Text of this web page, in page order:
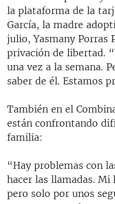
la plataforma de la
García, la madre
julio, Yasmany Porras
privación de libertad.
una vez a la semana.
saber de él. Estamos
También en el
están confrontando
familia:
“Hay problemas con
hacer las llamadas.
pero solo por unos